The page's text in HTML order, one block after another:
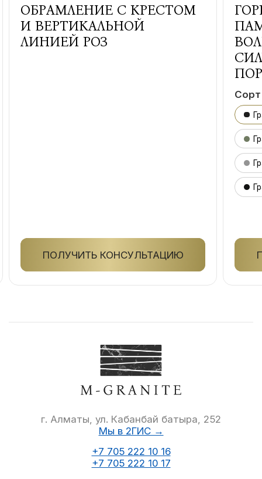
ОБРАМЛЕНИЕ С КРЕСТОМ
И ВЕРТИКАЛЬНОЙ
ЛИНИЕЙ РОЗ
ПОЛУЧИТЬ КОНСУЛЬТАЦИЮ
Сорт
г. Алматы, ул. Кабанбай батыра, 252
Мы в 2ГИС →
+7 705 222 10 16
+7 705 222 10 17